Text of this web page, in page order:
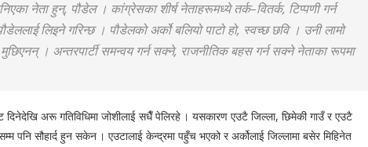
नेता हुन्, पौडेल । कांग्रेसका शीर्ष नेताहरूमध्ये तर्क–वितर्क, टिप्पणी गर्न
लिइने गरिन्छ । पौडेलको अर्को बलियो पाटो हो, स्वच्छ छवि । उनी लामो
। अन्तरपार्टी समन्वय गर्न सक्ने, राजनीतिक बहस गर्न सक्ने नेताका रूपमा
दिनेदेखि अरू गतिविधिमा जोशीलाई सधैँ पेलिरहे । यसकारण एउटै जिल्ला, छिमेकी गाउँ र एउटै
पनि सौहार्द हुन सकेन । एउटालाई केन्द्रमा पहुँच भएको र अर्कोलाई जिल्लामा बसेर मिहिनेत